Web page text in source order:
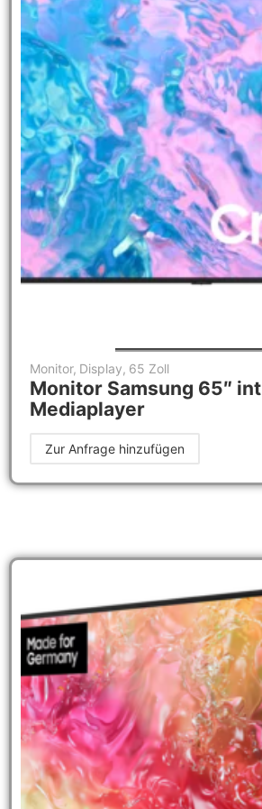
Monitor, Display, 65 Zoll
Monitor Samsung 65″ int
Mediaplayer
Zur Anfrage hinzufügen